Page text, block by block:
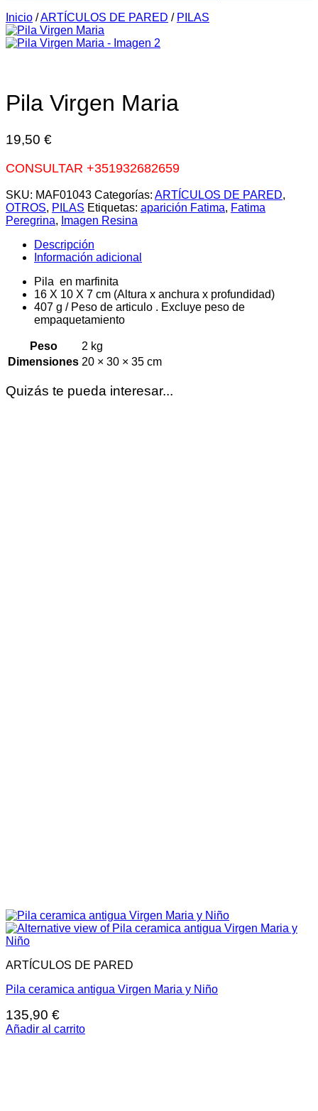
Inicio /ARTÍCULOS DE PARED / PILAS
Pila Virgen Maria
19,50 €
CONSULTAR +351932682659
SKU: MAF01043 Categorías: ARTÍCULOS DE PARED,
OTROS, PILAS Etiquetas: aparición Fatima, Fatima
Peregrina, Imagen Resina
Descripción
Información adicional
Pila en marfinita
16 X 10 X 7 cm (Altura x anchura x profundidad)
407 g / Peso de articulo . Excluye peso de
empaquetamiento
Peso
2 kg
Dimensiones 20 × 30 × 35 cm
Quizás te pueda interesar...
ARTÍCULOS DE PARED
Pila ceramica antigua Virgen Maria y Niño
135,90 €
Añadir al carrito